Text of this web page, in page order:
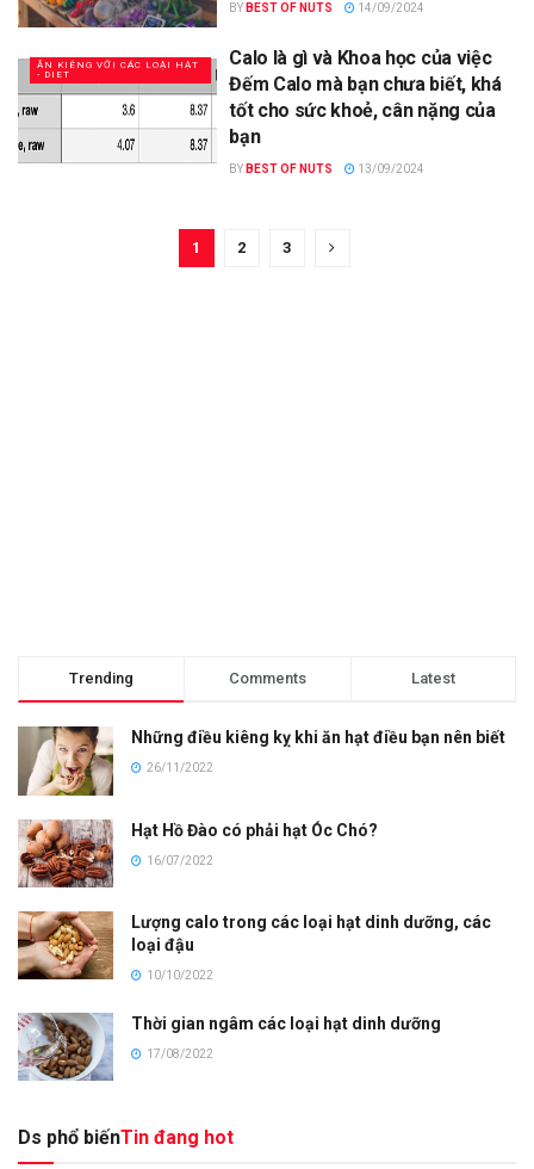
BY BEST OF NUTS 14/09/2024
ĂN KIÊNG VỚI CÁC LOẠI HẠT
- DIET
Calo là gì và Khoa học của việc
Đếm Calo mà bạn chưa biết, khá
tốt cho sức khoẻ, cân nặng của
bạn
BY BEST OF NUTS 13/09/2024
1 2 3
Trending Comments Latest
Những điều kiêng kỵ khi ăn hạt điều bạn nên biết
26/11/2022
Hạt Hồ Đào có phải hạt Óc Chó?
16/07/2022
Lượng calo trong các loại hạt dinh dưỡng, các
loại đậu
10/10/2022
Thời gian ngâm các loại hạt dinh dưỡng
17/08/2022
Ds phổ biếnTin đang hot